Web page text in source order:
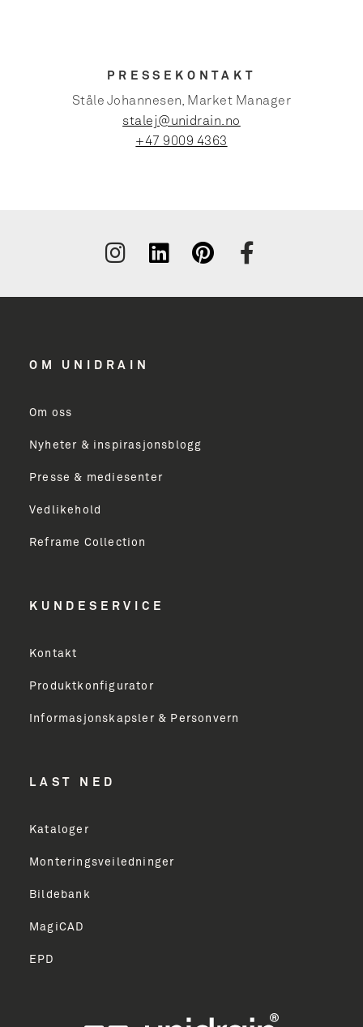
PRESSEKONTAKT
Ståle Johannesen, Market Manager
stalej@unidrain.no
+47 9009 4363
OM UNIDRAIN
Om oss
Nyheter & inspirasjonsblogg
Presse & mediesenter
Vedlikehold
Reframe Collection
KUNDESERVICE
Kontakt
Produktkonfigurator
Informasjonskapsler & Personvern
LAST NED
Kataloger
Monteringsveiledninger
Bildebank
MagiCAD
EPD